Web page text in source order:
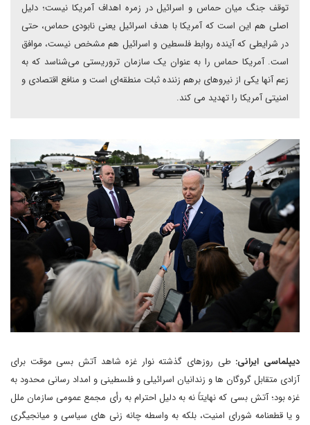
توقف جنگ میان حماس و اسرائیل در زمره اهداف آمریکا نیست؛ دلیل
اصلی هم این است که آمریکا با هدف اسرائیل یعنی نابودی حماس، حتی
در شرایطی که آینده روابط فلسطین و اسرائیل هم مشخص نیست، موافق
است. آمریکا حماس را به عنوان یک سازمان تروریستی می‌شناسد که به
زعم آنها یکی از نیروهای برهم زننده ثبات منطقه‌ای است و منافع اقتصادی و
امنیتی آمریکا را تهدید می کند.
دیپلماسی ایرانی: طی روزهای گذشته نوار غزه شاهد آتش بسی موقت برای
آزادی متقابل گروگان ها و زندانیان اسرائیلی و فلسطینی و امداد رسانی محدود به
غزه بود؛ آتش بسی که نهایتاً نه به دلیل احترام به رأی مجمع عمومی سازمان ملل
و یا قطعنامه شورای امنیت، بلکه به واسطه چانه زنی های سیاسی و میانجیگری